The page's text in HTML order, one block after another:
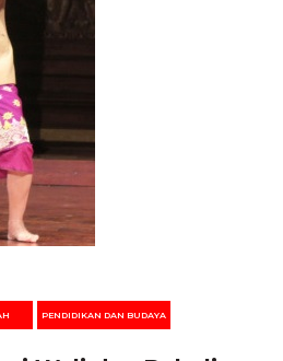
PENDIDIKAN DAN BUDAYA